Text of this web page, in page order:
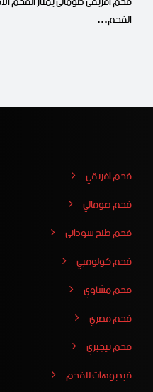
الفحم…
فحم افريقي
فحم صومالي
فحم طلح سوداني
فحم كولومبي
فحم مشاوي
فحم مصري
فحم نيجيري
فيدبوهات للفحم